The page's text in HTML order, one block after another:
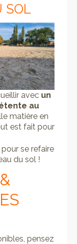
SOL
avec un
au
matière en
est fait pour
se refaire
du sol !
pensez